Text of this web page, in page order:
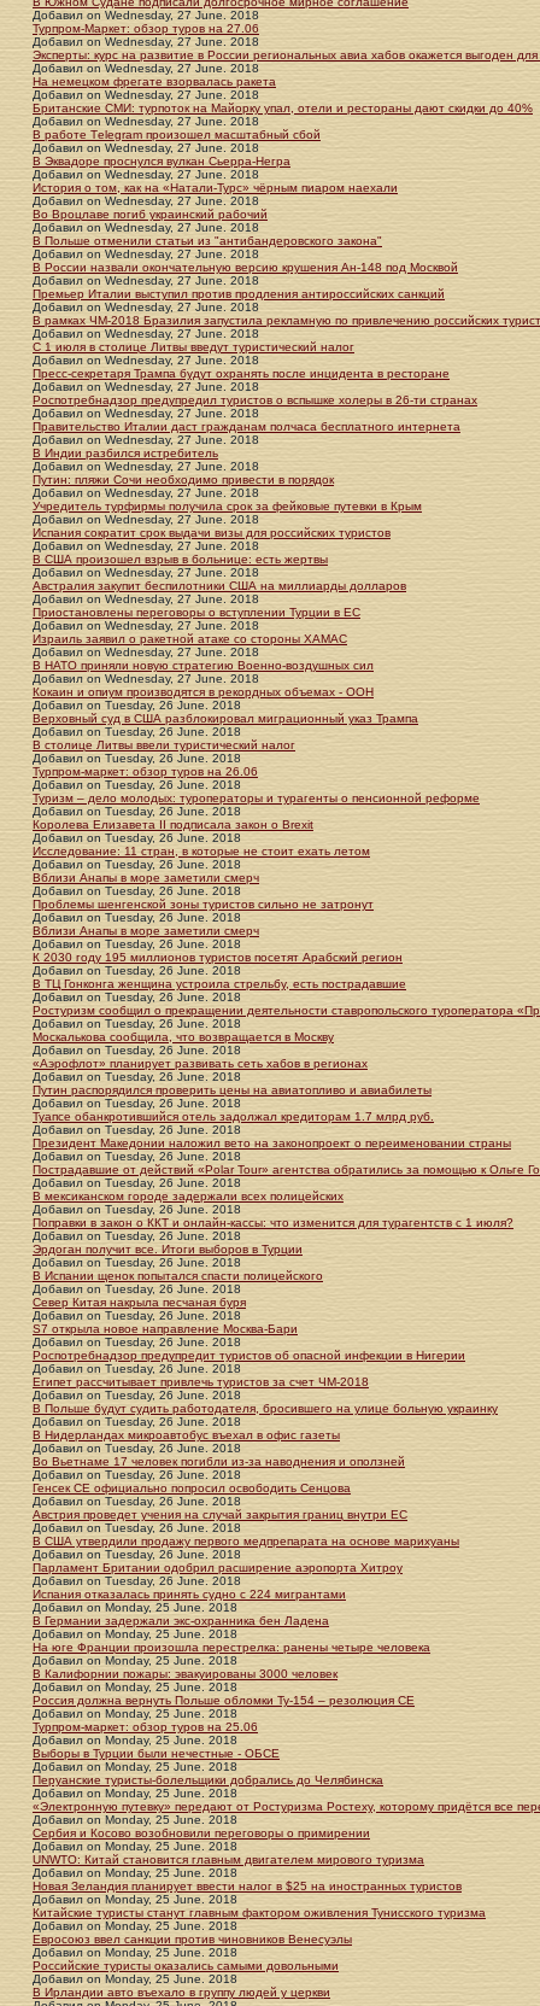
Добавил on Wednesday, 27 June. 2018
Турпром-Маркет: обзор туров на 27.06
Добавил on Wednesday, 27 June. 2018
Эксперты: курс на развитие в России региональных авиа хабов окажется выгоден
Добавил on Wednesday, 27 June. 2018
На немецком фрегате взорвалась ракета
Добавил on Wednesday, 27 June. 2018
Британские СМИ: турпоток на Майорку упал, отели и рестораны дают скидки до 40%
Добавил on Wednesday, 27 June. 2018
В работе Tеlegram произошел масштабный сбой
Добавил on Wednesday, 27 June. 2018
В Эквадоре проснулся вулкан Сьерра-Негра
Добавил on Wednesday, 27 June. 2018
История о том, как на «Натали-Турс» чёрным пиаром наехали
Добавил on Wednesday, 27 June. 2018
Во Вроцлаве погиб украинский рабочий
Добавил on Wednesday, 27 June. 2018
В Польше отменили статьи из "антибандеровского закона"
Добавил on Wednesday, 27 June. 2018
В России назвали окончательную версию крушения Ан-148 под Москвой
Добавил on Wednesday, 27 June. 2018
Премьер Италии выступил против продления антироссийских санкций
Добавил on Wednesday, 27 June. 2018
В рамках ЧМ-2018 Бразилия запустила рекламную по привлечению российских
Добавил on Wednesday, 27 June. 2018
С 1 июля в столице Литвы введут туристический налог
Добавил on Wednesday, 27 June. 2018
Пресс-секретаря Трампа будут охранять после инцидента в ресторане
Добавил on Wednesday, 27 June. 2018
Роспотребнадзор предупредил туристов о вспышке холеры в 26-ти странах
Добавил on Wednesday, 27 June. 2018
Правительство Италии даст гражданам полчаса бесплатного интернета
Добавил on Wednesday, 27 June. 2018
В Индии разбился истребитель
Добавил on Wednesday, 27 June. 2018
Путин: пляжи Сочи необходимо привести в порядок
Добавил on Wednesday, 27 June. 2018
Учредитель турфирмы получила срок за фейковые путевки в Крым
Добавил on Wednesday, 27 June. 2018
Испания сократит срок выдачи визы для российских туристов
Добавил on Wednesday, 27 June. 2018
В США произошел взрыв в больнице: есть жертвы
Добавил on Wednesday, 27 June. 2018
Австралия закупит беспилотники США на миллиарды долларов
Добавил on Wednesday, 27 June. 2018
Приостановлены переговоры о вступлении Турции в ЕС
Добавил on Wednesday, 27 June. 2018
Израиль заявил о ракетной атаке со стороны ХАМАС
Добавил on Wednesday, 27 June. 2018
В НАТО приняли новую стратегию Военно-воздушных сил
Добавил on Wednesday, 27 June. 2018
Кокаин и опиум производятся в рекордных объемах - ООН
Добавил on Tuesday, 26 June. 2018
Верховный суд в США разблокировал миграционный указ Трампа
Добавил on Tuesday, 26 June. 2018
В столице Литвы ввели туристический налог
Добавил on Tuesday, 26 June. 2018
Турпром-маркет: обзор туров на 26.06
Добавил on Tuesday, 26 June. 2018
Туризм – дело молодых: туроператоры и турагенты о пенсионной реформе
Добавил on Tuesday, 26 June. 2018
Королева Елизавета II подписала закон о Brexit
Добавил on Tuesday, 26 June. 2018
Исследование: 11 стран, в которые не стоит ехать летом
Добавил on Tuesday, 26 June. 2018
Вблизи Анапы в море заметили смерч
Добавил on Tuesday, 26 June. 2018
Проблемы шенгенской зоны туристов сильно не затронут
Добавил on Tuesday, 26 June. 2018
Вблизи Анапы в море заметили смерч
Добавил on Tuesday, 26 June. 2018
К 2030 году 195 миллионов туристов посетят Арабский регион
Добавил on Tuesday, 26 June. 2018
В ТЦ Гонконга женщина устроила стрельбу, есть пострадавшие
Добавил on Tuesday, 26 June. 2018
Ростуризм сообщил о прекращении деятельности ставропольского туроператора
Добавил on Tuesday, 26 June. 2018
Москалькова сообщила, что возвращается в Москву
Добавил on Tuesday, 26 June. 2018
«Аэрофлот» планирует развивать сеть хабов в регионах
Добавил on Tuesday, 26 June. 2018
Путин распорядился проверить цены на авиатопливо и авиабилеты
Добавил on Tuesday, 26 June. 2018
Туапсе обанкротившийся отель задолжал кредиторам 1.7 млрд руб.
Добавил on Tuesday, 26 June. 2018
Президент Македонии наложил вето на законопроект о переименовании страны
Добавил on Tuesday, 26 June. 2018
Пострадавшие от действий «Polar Tour» агентства обратились за помощью к Ольге
Добавил on Tuesday, 26 June. 2018
В мексиканском городе задержали всех полицейских
Добавил on Tuesday, 26 June. 2018
Поправки в закон о ККТ и онлайн-кассы: что изменится для турагентств с 1 июля?
Добавил on Tuesday, 26 June. 2018
Эрдоган получит все. Итоги выборов в Турции
Добавил on Tuesday, 26 June. 2018
В Испании щенок попытался спасти полицейского
Добавил on Tuesday, 26 June. 2018
Север Китая накрыла песчаная буря
Добавил on Tuesday, 26 June. 2018
S7 открыла новое направление Москва-Бари
Добавил on Tuesday, 26 June. 2018
Роспотребнадзор предупредит туристов об опасной инфекции в Нигерии
Добавил on Tuesday, 26 June. 2018
Египет рассчитывает привлечь туристов за счет ЧМ-2018
Добавил on Tuesday, 26 June. 2018
В Польше будут судить работодателя, бросившего на улице больную украинку
Добавил on Tuesday, 26 June. 2018
В Нидерландах микроавтобус въехал в офис газеты
Добавил on Tuesday, 26 June. 2018
Во Вьетнаме 17 человек погибли из-за наводнения и оползней
Добавил on Tuesday, 26 June. 2018
Генсек СЕ официально попросил освободить Сенцова
Добавил on Tuesday, 26 June. 2018
Австрия проведет учения на случай закрытия границ внутри ЕС
Добавил on Tuesday, 26 June. 2018
В США утвердили продажу первого медпрепарата на основе марихуаны
Добавил on Tuesday, 26 June. 2018
Парламент Британии одобрил расширение аэропорта Хитроу
Добавил on Tuesday, 26 June. 2018
Испания отказалась принять судно с 224 мигрантами
Добавил on Monday, 25 June. 2018
В Германии задержали экс-охранника бен Ладена
Добавил on Monday, 25 June. 2018
На юге Франции произошла перестрелка: ранены четыре человека
Добавил on Monday, 25 June. 2018
В Калифорнии пожары: эвакуированы 3000 человек
Добавил on Monday, 25 June. 2018
Россия должна вернуть Польше обломки Ту-154 – резолюция СЕ
Добавил on Monday, 25 June. 2018
Турпром-маркет: обзор туров на 25.06
Добавил on Monday, 25 June. 2018
Выборы в Турции были нечестные - ОБСЕ
Добавил on Monday, 25 June. 2018
Перуанские туристы-болельщики добрались до Челябинска
Добавил on Monday, 25 June. 2018
«Электронную путевку» передают от Ростуризма Ростеху, которому придётся все
Добавил on Monday, 25 June. 2018
Сербия и Косово возобновили переговоры о примирении
Добавил on Monday, 25 June. 2018
UNWTO: Китай становится главным двигателем мирового туризма
Добавил on Monday, 25 June. 2018
Новая Зеландия планирует ввести налог в $25 на иностранных туристов
Добавил on Monday, 25 June. 2018
Китайские туристы станут главным фактором оживления Тунисского туризма
Добавил on Monday, 25 June. 2018
Евросоюз ввел санкции против чиновников Венесуэлы
Добавил on Monday, 25 June. 2018
Российские туристы оказались самыми довольными
Добавил on Monday, 25 June. 2018
В Ирландии авто въехало в группу людей у церкви